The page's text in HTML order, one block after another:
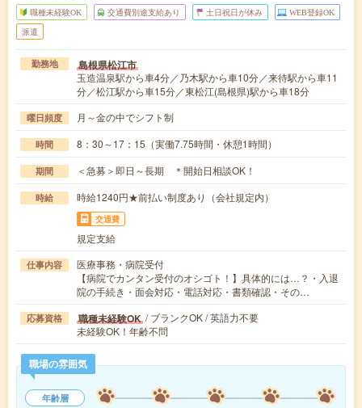
職種未経験OK 交通費別途支給あり 土日祝日が休み WEB登録OK
派遣
勤務地 島根県松江市
玉造温泉駅から車4分／乃木駅から車10分／来待駅から車11
分／松江駅から車15分／東松江(島根県)駅から車18分
曜日頻度 月～金の中でシフト制
時間 8：30～17：15（実働7.75時間・休憩1時間）
期間 ＜急募＞即日～長期 ＊開始日相談OK！
時給 時給1240円★前払い制度あり（会社規定内）
交通費
規定支給
仕事内容
医療事務・病院受付
【病院でカンタン受付のオシゴト！】具体的には…？・入退
院の手続き・面会対応・電話対応・書類確認・その…
応募資格 職種未経験OK / ブランクOK / 英語力不要
未経験OK！年齢不問
職場の雰囲気
年齢層